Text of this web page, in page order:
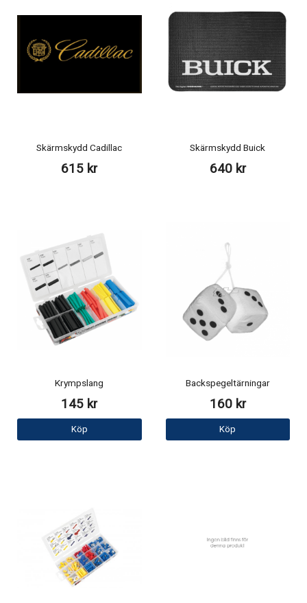
Skärmskydd Cadillac
615 kr
Skärmskydd Buick
640 kr
Krympslang
145 kr
Köp
Backspegeltärningar
160 kr
Köp